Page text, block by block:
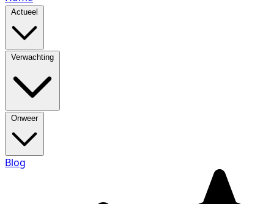
Actueel
Verwachting
Onweer
Blog